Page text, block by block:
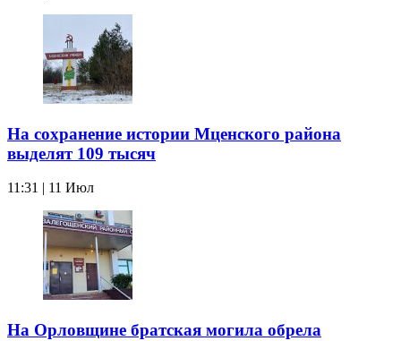
На сохранение истории Мценского района
выделят 109 тысяч
11:31 | 11 Июл
На Орловщине братская могила обрела